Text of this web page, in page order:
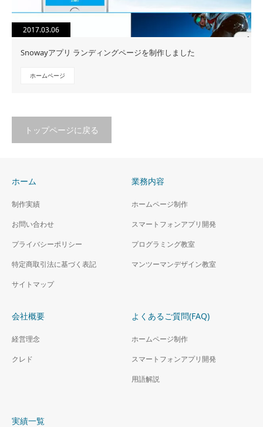
2017.03.06
Snowayアプリ ランディングページを制作しました
ホームページ
トップページに戻る
ホーム
制作実績
お問い合わせ
プライバシーポリシー
特定商取引法に基づく表記
サイトマップ
業務内容
ホームページ制作
スマートフォンアプリ開発
プログラミング教室
マンツーマンデザイン教室
会社概要
経営理念
クレド
よくあるご質問(FAQ)
ホームページ制作
スマートフォンアプリ開発
用語解説
実績一覧